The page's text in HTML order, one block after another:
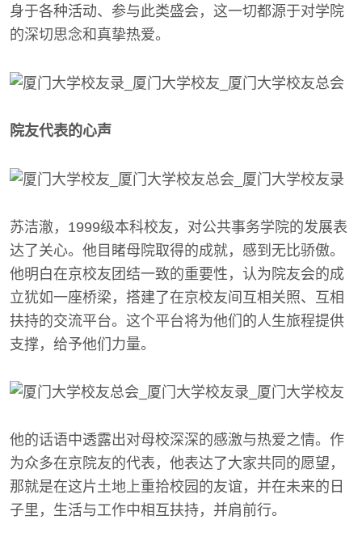
身于各种活动、参与此类盛会，这一切都源于对学院
的深切思念和真挚热爱。
院友代表的心声
苏洁澈，1999级本科校友，对公共事务学院的发展表
达了关心。他目睹母院取得的成就，感到无比骄傲。
他明白在京校友团结一致的重要性，认为院友会的成
立犹如一座桥梁，搭建了在京校友间互相关照、互相
扶持的交流平台。这个平台将为他们的人生旅程提供
支撑，给予他们力量。
他的话语中透露出对母校深深的感激与热爱之情。作
为众多在京院友的代表，他表达了大家共同的愿望，
那就是在这片土地上重拾校园的友谊，并在未来的日
子里，生活与工作中相互扶持，并肩前行。